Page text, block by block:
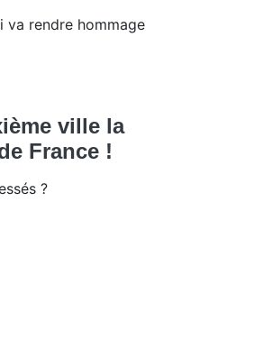
va rendre hommage
ville la
France !
?